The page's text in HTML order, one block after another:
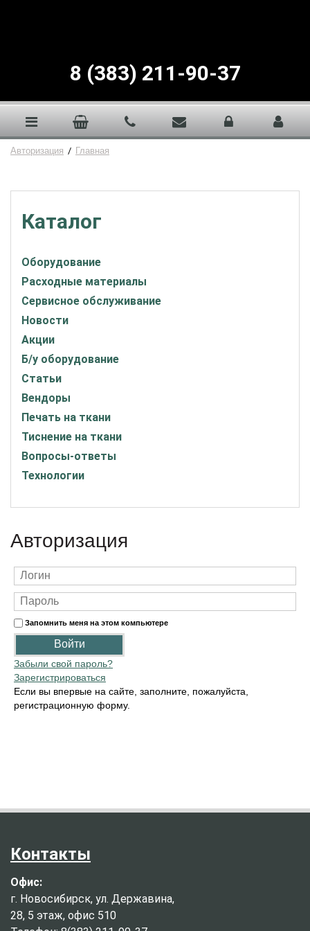
8 (383) 211-90-37
Авторизация / Главная
Каталог
Оборудование
Расходные материалы
Сервисное обслуживание
Новости
Акции
Б/у оборудование
Статьи
Вендоры
Печать на ткани
Тиснение на ткани
Вопросы-ответы
Технологии
Авторизация
Запомнить меня на этом компьютере
Забыли свой пароль?
Зарегистрироваться
Если вы впервые на сайте, заполните, пожалуйста,
регистрационную форму.
Контакты
Офис:
г. Новосибирск, ул. Державина,
28, 5 этаж, офис 510